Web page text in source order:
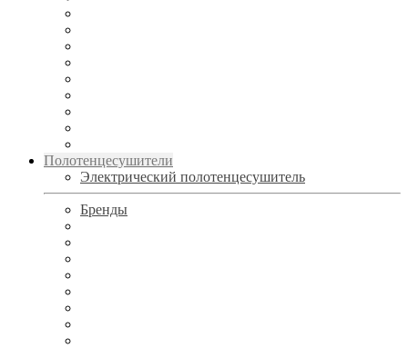
Полотенцесушители
Электрический полотенцесушитель
Бренды